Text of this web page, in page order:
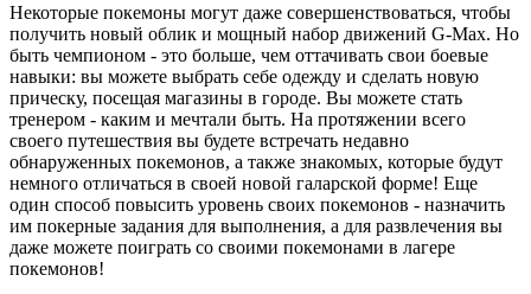
Некоторые покемоны могут даже совершенствоваться, чтобы
получить новый облик и мощный набор движений G-Max. Но
быть чемпионом - это больше, чем оттачивать свои боевые
навыки: вы можете выбрать себе одежду и сделать новую
прическу, посещая магазины в городе. Вы можете стать
тренером - каким и мечтали быть. На протяжении всего
своего путешествия вы будете встречать недавно
обнаруженных покемонов, а также знакомых, которые будут
немного отличаться в своей новой галарской форме! Еще
один способ повысить уровень своих покемонов - назначить
им покерные задания для выполнения, а для развлечения вы
даже можете поиграть со своими покемонами в лагере
покемонов!